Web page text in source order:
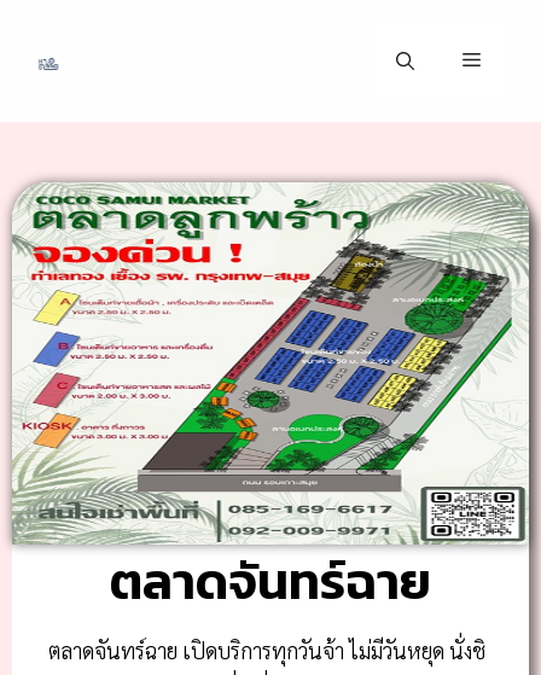
ตลาดจันทร์ฉาย
ตลาดจันทร์ฉาย เปิดบริการทุกวันจ้า ไม่มีวันหยุด นั่งชิ